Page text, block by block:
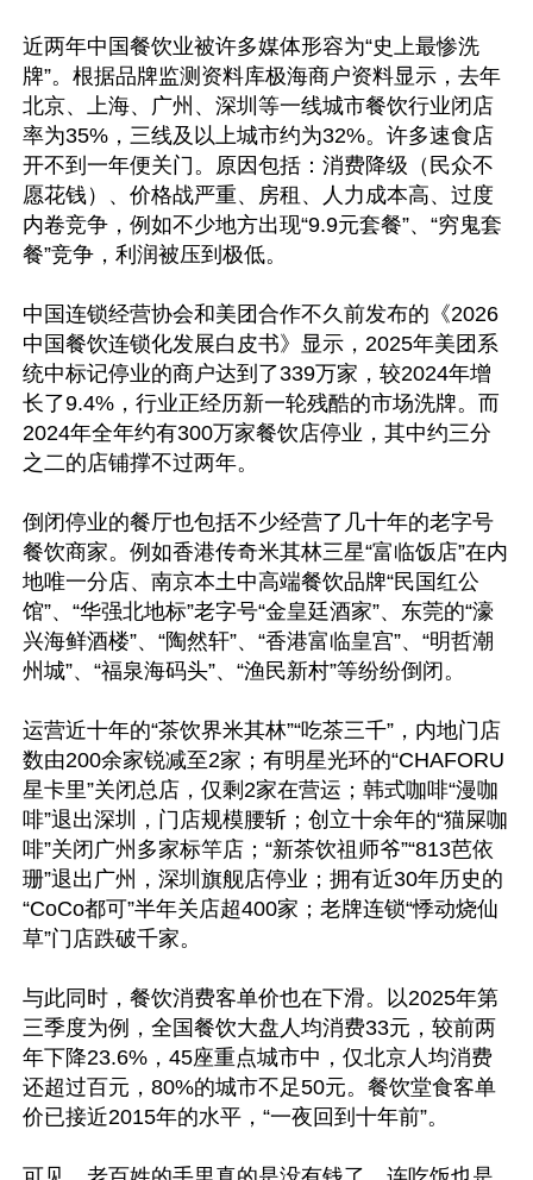
近两年中国餐饮业被许多媒体形容为“史上最惨洗
牌”。根据品牌监测资料库极海商户资料显示，去年
北京、上海、广州、深圳等一线城市餐饮行业闭店
率为35%，三线及以上城市约为32%。许多速食店
开不到一年便关门。原因包括：消费降级（民众不
愿花钱）、价格战严重、房租、人力成本高、过度
内卷竞争，例如不少地方出现“9.9元套餐”、“穷鬼套
餐”竞争，利润被压到极低。
中国连锁经营协会和美团合作不久前发布的《2026
中国餐饮连锁化发展白皮书》显示，2025年美团系
统中标记停业的商户达到了339万家，较2024年增
长了9.4%，行业正经历新一轮残酷的市场洗牌。而
2024年全年约有300万家餐饮店停业，其中约三分
之二的店铺撑不过两年。
倒闭停业的餐厅也包括不少经营了几十年的老字号
餐饮商家。例如香港传奇米其林三星“富临饭店”在内
地唯一分店、南京本土中高端餐饮品牌“民国红公
馆”、“华强北地标”老字号“金皇廷酒家”、东莞的“濠
兴海鲜酒楼”、“陶然轩”、“香港富临皇宫”、“明哲潮
州城”、“福泉海码头”、“渔民新村”等纷纷倒闭。
运营近十年的“茶饮界米其林”“吃茶三千”，内地门店
数由200余家锐减至2家；有明星光环的“CHAFORU
星卡里”关闭总店，仅剩2家在营运；韩式咖啡“漫咖
啡”退出深圳，门店规模腰斩；创立十余年的“猫屎咖
啡”关闭广州多家标竿店；“新茶饮祖师爷”“813芭依
珊”退出广州，深圳旗舰店停业；拥有近30年历史的
“CoCo都可”半年关店超400家；老牌连锁“悸动烧仙
草”门店跌破千家。
与此同时，餐饮消费客单价也在下滑。以2025年第
三季度为例，全国餐饮大盘人均消费33元，较前两
年下降23.6%，45座重点城市中，仅北京人均消费
还超过百元，80%的城市不足50元。餐饮堂食客单
价已接近2015年的水平，“一夜回到十年前”。